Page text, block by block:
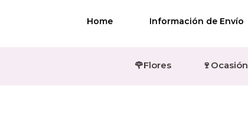
Home Información de Envío
🌹Flores 🍷Ocasión